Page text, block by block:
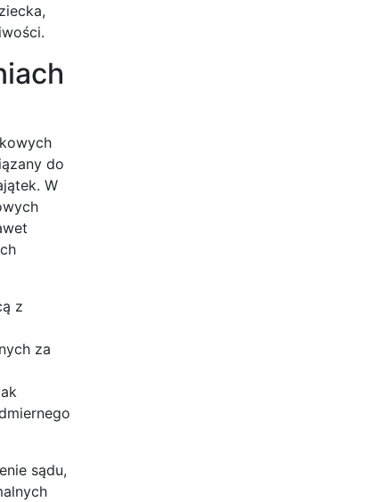
do
W
z
za
sądu,